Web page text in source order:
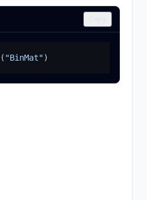
( "BinMat")